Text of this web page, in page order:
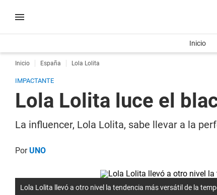
Inicio
Inicio España Lola Lolita
IMPACTANTE
Lola Lolita luce el
La influencer, Lola Lolita, sabe llevar a la
PorUNO
Lola Lolita llevó a otro nivel la tendencia más versátil de la